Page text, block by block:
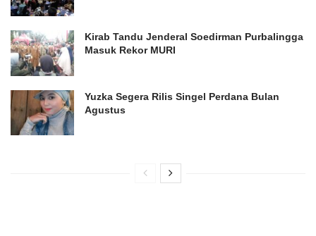
Kirab Tandu Jenderal Soedirman Purbalingga
Masuk Rekor MURI
Yuzka Segera Rilis Singel Perdana Bulan
Agustus